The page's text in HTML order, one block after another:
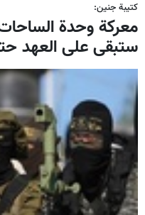
كتيبة جنين:
معركة وحدة
ستبقى على العهد